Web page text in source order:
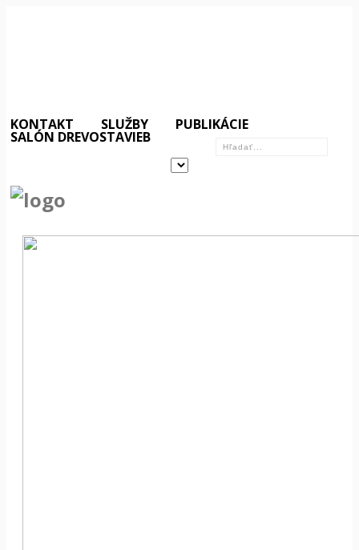
KONTAKT SLUŽBY PUBLIKÁCIE
SALÓN DREVOSTAVIEB